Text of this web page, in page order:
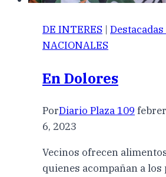
DE INTERES | Destacadas
NACIONALES
En Dolores
PorDiario Plaza 109
6, 2023
Vecinos ofrecen
quienes acompañan a los